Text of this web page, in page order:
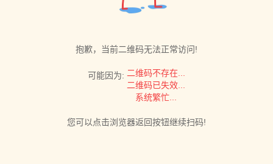
抱歉，当前二维码无法正常访问!
可能因为: 二维码不存在...
二维码已失效...
系统繁忙...
您可以点击浏览器返回按钮继续扫码!